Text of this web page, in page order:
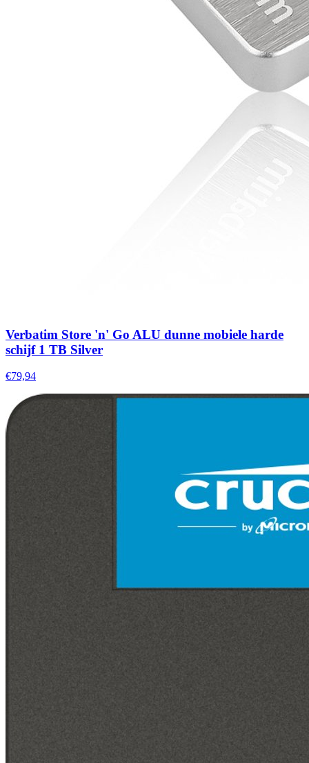
Verbatim Store 'n' Go ALU dunne mobiele harde
schijf 1 TB Silver
€79,94